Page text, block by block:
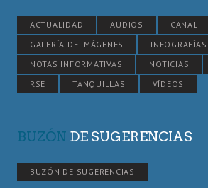
ACTUALIDAD AUDIOS
CANAL
GALERÍA DE IMÁGENES
INFOGRAFÍAS
NOTAS INFORMATIVAS
NOTICIAS
RSE
TANQUILLAS VÍDEOS
BUZÓN DE SUGERENCIAS
BUZÓN DE SUGERENCIAS